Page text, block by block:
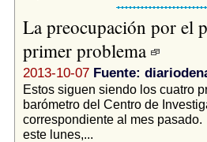
La preocupación por el
primer problema
2013-10-07 Fuente:
Estos siguen siendo los cuatro
barómetro del Centro de
correspondiente al mes
este lunes,...